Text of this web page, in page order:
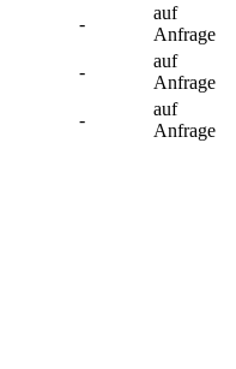
-
auf
Anfrage
-
auf
Anfrage
-
auf
Anfrage